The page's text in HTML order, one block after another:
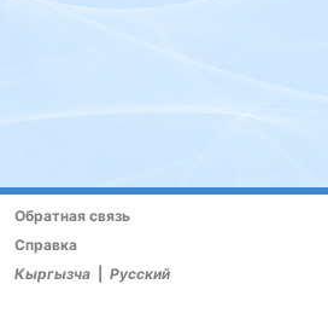
Обратная связь
Справка
Кыргызча
Русский